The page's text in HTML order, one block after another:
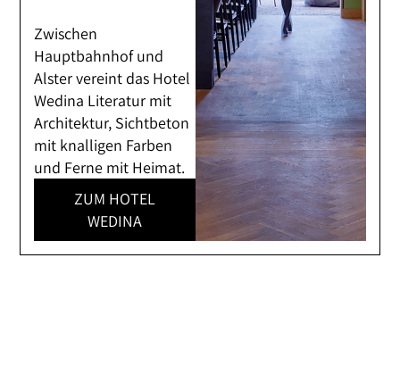
Zwischen
Hauptbahnhof und
Alster vereint das Hotel
Wedina Literatur mit
Architektur, Sichtbeton
mit knalligen Farben
und Ferne mit Heimat.
ZUM HOTEL
WEDINA